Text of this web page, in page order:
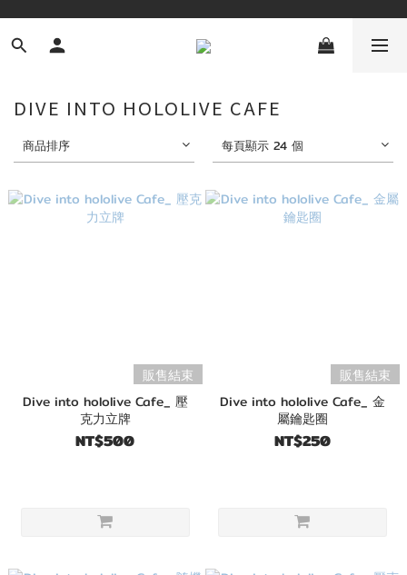
DIVE INTO HOLOLIVE CAFE
商品排序 每頁顯示 24 個
販售結束
Dive into hololive Cafe_ 壓
克力立牌
NT$500
販售結束
Dive into hololive Cafe_ 金
屬鑰匙圈
NT$250